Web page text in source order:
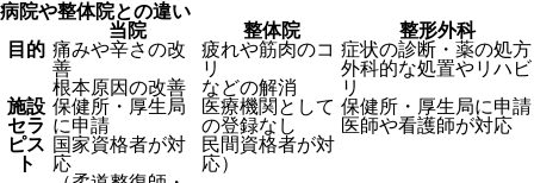
病院や整体院との違い
当院
整体院
整形外科
目的 痛みや辛さの改
善
根本原因の改善
疲れや筋肉のコ
リ
などの解消
症状の診断・薬の処方
外科的な処置やリハビ
リ
施設
セラ
ピス
ト
保健所・厚生局
に申請
国家資格者が対
応
医療機関として
の登録なし
民間資格者が対
応）
保健所・厚生局に申請
医師や看護師が対応